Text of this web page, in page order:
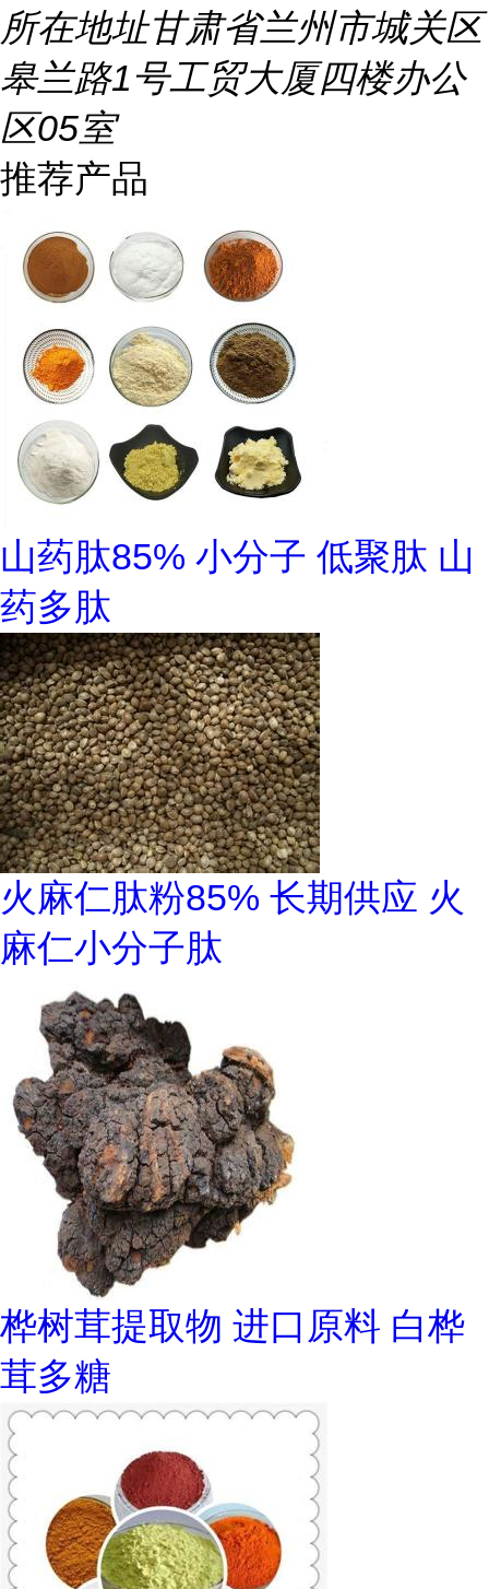
所在地址甘肃省兰州市城关区
皋兰路1号工贸大厦四楼办公
区05室
推荐产品
山药肽85% 小分子 低聚肽 山
药多肽
火麻仁肽粉85% 长期供应 火
麻仁小分子肽
桦树茸提取物 进口原料 白桦
茸多糖